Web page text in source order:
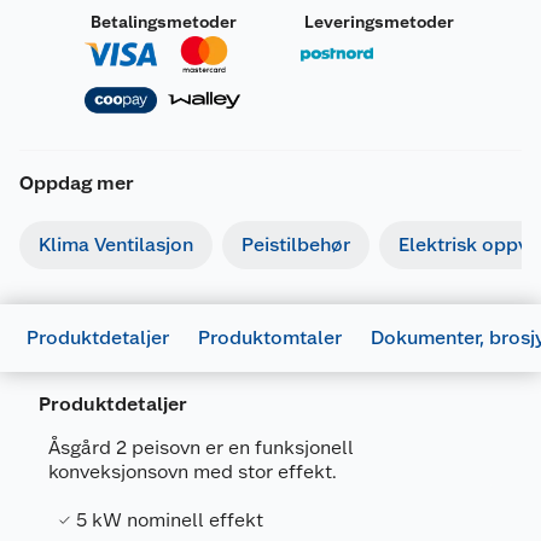
Betalingsmetoder Leveringsmetoder
Oppdag mer
Klima Ventilasjon Peistilbehør Elektrisk
Produktdetaljer Produktomtaler Dokumenter,
Produktdetaljer
Åsgård 2 peisovn er en funksjonell
konveksjonsovn med stor effekt.
5 kW nominell effekt
Brosjyrer
670261_5704065007923_.pdf
Last ned / vis datablad
Last ned / vis datablad
Generelt